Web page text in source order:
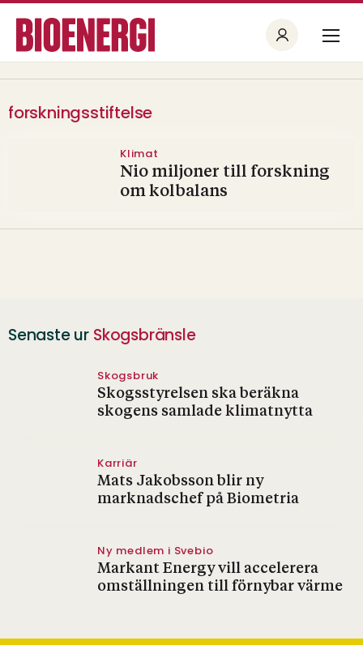
forskningsstiftelse
Klimat
Nio miljoner till forskning
om kolbalans
Senaste ur Skogsbränsle
Skogsbruk
Skogsstyrelsen ska beräkna
skogens samlade klimatnytta
Karriär
Mats Jakobsson blir ny
marknadschef på Biometria
Ny medlem i Svebio
Markant Energy vill accelerera
omställningen till förnybar värme